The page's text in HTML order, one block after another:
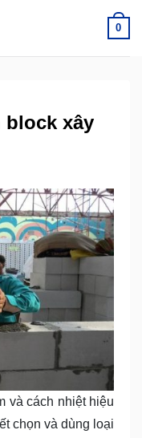
0
xây
và cách nhiệt hiệu
chọn và dùng loại